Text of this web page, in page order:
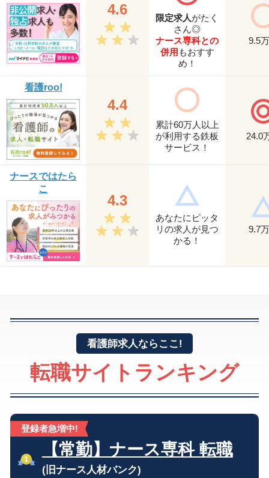
4.6
限定求人がたく
さん◎
ナース専科との
併用 もおすす
め！
9.5
看護roo!
4.4
累計60万人以上
が利用する鉄板
サービス！
24.0
ナースではたら
こ
4.3
あなたにピッタ
リの求人が見つ
かる！
9.7
看護師求人ならここ!
転職サイトランキング
登録者急増中!
【常勤】ナース専科 転職
(旧ナース人材バンク)